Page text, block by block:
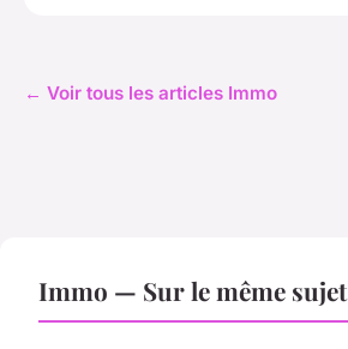
← Voir tous les articles Immo
Immo — Sur le même sujet